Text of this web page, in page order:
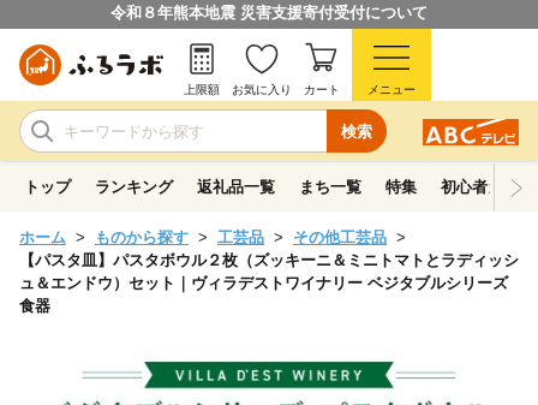
令和８年熊本地震 災害支援寄付受付について
検索
上限額 お気に入り カート メニュー
トップ ランキング 返礼品一覧 まち一覧 特集 初心者ガイド
ホーム ものから探す 工芸品
その他工芸品
【パスタ皿】パスタボウル２枚（ズッキーニ＆ミニトマトとラディッシ
ュ＆エンドウ）セット｜ヴィラデストワイナリー ベジタブルシリーズ
食器